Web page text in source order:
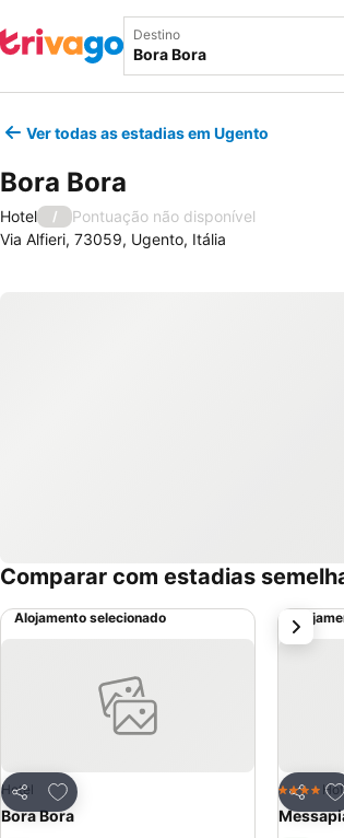
Destino
Ver todas as estadias em Ugento
Bora Bora
Hotel /
Pontuação não disponível
Via Alfieri, 73059, Ugento, Itália
Comparar com estadias
Alojamento selecionado
Partilhar
Adicionar aos favoritos
Hotel
Bora Bora
4 Estrelas